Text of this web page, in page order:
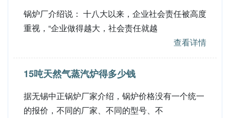
锅炉厂介绍说： 十八大以来，企业社会责任被高度
重视，“企业做得越大，社会责任就越
查看详情
15吨天然气蒸汽炉得多少钱
据无锡中正锅炉厂家介绍，锅炉价格没有一个统一
的报价，不同的厂家、不同的型号、不